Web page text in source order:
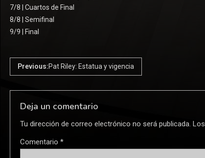
7/8 | Cuartos de Final
8/8 | Semifinal
9/9 | Final
Previous:Pat Riley: Estatua y vigencia
Deja un comentario
Tu dirección de correo electrónico no será publicada.
Comentario *